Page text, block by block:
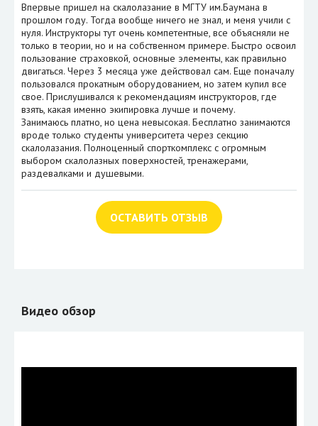
Впервые пришел на скалолазание в МГТУ им.Баумана в
прошлом году. Тогда вообще ничего не знал, и меня учили с
нуля. Инструкторы тут очень компетентные, все объясняли не
только в теории, но и на собственном примере. Быстро освоил
пользование страховкой, основные элементы, как правильно
двигаться. Через 3 месяца уже действовал сам. Еще поначалу
пользовался прокатным оборудованием, но затем купил все
свое. Прислушивался к рекомендациям инструкторов, где
взять, какая именно экипировка лучше и почему.
Занимаюсь платно, но цена невысокая. Бесплатно занимаются
вроде только студенты университета через секцию
скалолазания. Полноценный спорткомплекс с огромным
выбором скалолазных поверхностей, тренажерами,
раздевалками и душевыми.
ОСТАВИТЬ ОТЗЫВ
Видео обзор